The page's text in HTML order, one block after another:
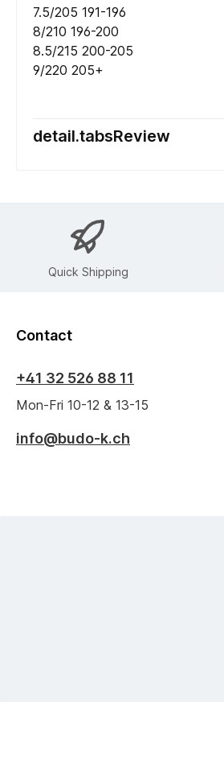
7.5/205 191-196
8/210 196-200
8.5/215 200-205
9/220 205+
detail.tabsReview
Quick Shipping
Contact
+41 32 526 88 11
Mon-Fri 10-12 & 13-15
info@budo-k.ch